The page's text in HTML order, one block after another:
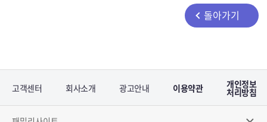
돌아가기
고객센터 회사소개 광고안내 이용약관 개인정보
처리방침